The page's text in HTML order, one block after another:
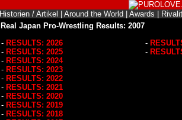
Historien / Artikel Around the World Awards
Real Japan Pro-Wrestling Results: 2007
- RESULTS: 2026
- RESULTS: 2025
- RESULTS: 2024
- RESULTS: 2023
- RESULTS: 2022
- RESULTS: 2021
- RESULTS: 2020
- RESULTS: 2019
- RESULTS: 2018
-
-